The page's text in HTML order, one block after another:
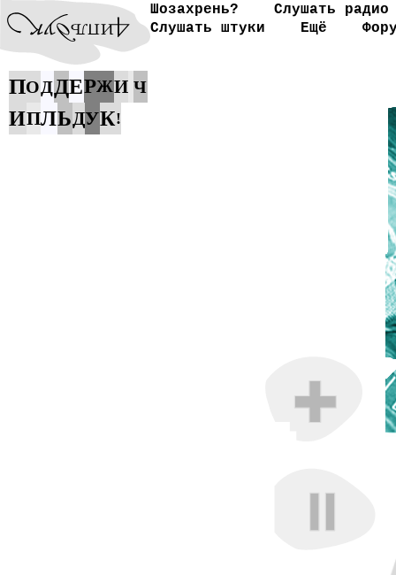
Шозахрень?
Слушать радио
Слушать штуки
Ещё
ПОДДЕРЖИ Ч
ИПЛЬДУК!